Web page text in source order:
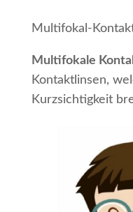
Multifokal-
Multifokale
Kontaktlinsen,
Kurzsichtigkeit